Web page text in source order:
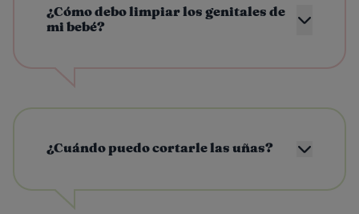
¿Cómo debo limpiar los genitales de
mi bebé?
¿Cuándo puedo cortarle las uñas?